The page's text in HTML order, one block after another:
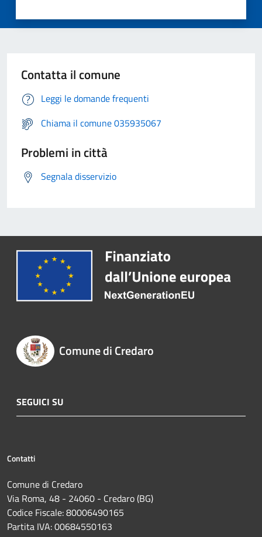
Contatta il comune
Leggi le domande frequenti
Chiama il comune 035935067
Problemi in città
Segnala disservizio
Comune di Credaro
SEGUICI SU
Contatti
Comune di Credaro
Via Roma, 48 - 24060 - Credaro (BG)
Codice Fiscale: 80006490165
Partita IVA: 00684550163